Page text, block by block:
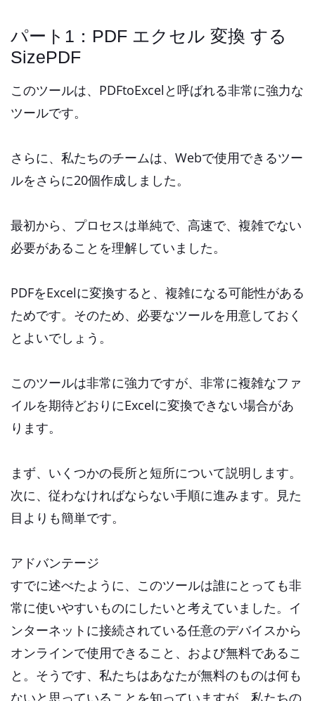
パート1：PDF エクセル 変換 する
SizePDF
このツールは、PDFtoExcelと呼ばれる非常に強力な
ツールです。
さらに、私たちのチームは、Webで使用できるツー
ルをさらに20個作成しました。
最初から、プロセスは単純で、高速で、複雑でない
必要があることを理解していました。
PDFをExcelに変換すると、複雑になる可能性がある
ためです。そのため、必要なツールを用意しておく
とよいでしょう。
このツールは非常に強力ですが、非常に複雑なファ
イルを期待どおりにExcelに変換できない場合があ
ります。
まず、いくつかの長所と短所について説明します。
次に、従わなければならない手順に進みます。見た
目よりも簡単です。
アドバンテージ
すでに述べたように、このツールは誰にとっても非
常に使いやすいものにしたいと考えていました。イ
ンターネットに接続されている任意のデバイスから
オンラインで使用できること、および無料であるこ
と。そうです、私たちはあなたが無料のものは何も
ないと思っていることを知っていますが、私たちの